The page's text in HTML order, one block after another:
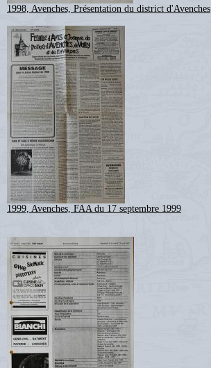
1998, Avenches, Présentation du district d'Avenches
1999, Avenches, FAA du 17 septembre 1999